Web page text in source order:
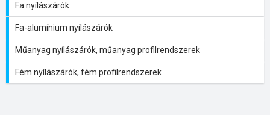
Fa nyílászárók
Fa-alumínium nyílászárók
Műanyag nyílászárók, műanyag profilrendszerek
Fém nyílászárók, fém profilrendszerek